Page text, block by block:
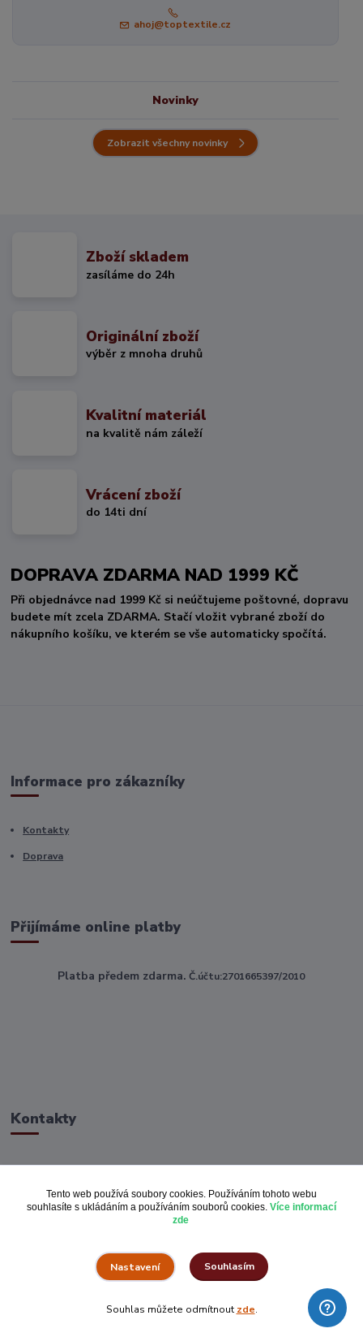
ahoj@toptextile.cz
Novinky
Zobrazit všechny novinky
Zboží skladem
zasíláme do 24h
Originální zboží
výběr z mnoha druhů
Kvalitní materiál
na kvalitě nám záleží
Vrácení zboží
do 14ti dní
DOPRAVA ZDARMA NAD 1999 KČ
Při objednávce nad 1999 Kč si neúčtujeme poštovné, dopravu
budete mít zcela ZDARMA. Stačí vložit vybrané zboží do
nákupního košíku, ve kterém se vše automaticky spočítá.
Informace pro zákazníky
Kontakty
Doprava
Přijímáme online platby
Platba předem zdarma. Č.účtu:2701665397/2010
Kontakty
Vytvořeno na
Eshop-rychle.cz
Tento web používá soubory cookies. Používáním tohoto webu
souhlasíte s ukládáním a používáním souborů cookies. Více informací
zde
Nastavení Souhlasím
Souhlas můžete odmítnout zde.